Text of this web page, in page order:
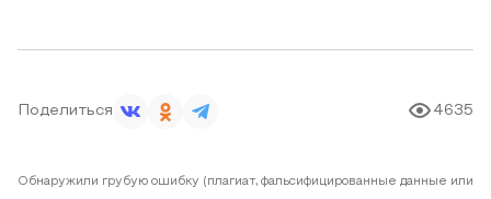
Поделиться 4635
Обнаружили грубую ошибку (плагиат, фальсифицированные данные или